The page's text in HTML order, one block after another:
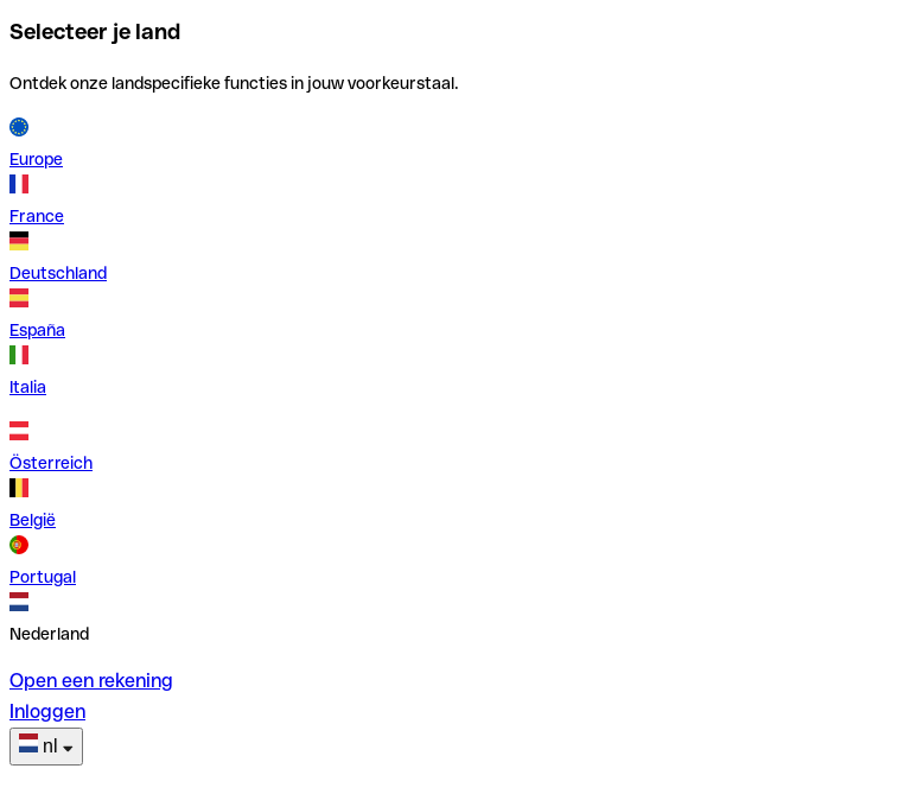
Selecteer je land
Ontdek onze landspecifieke functies in jouw voorkeurstaal.
Europe
France
Deutschland
España
Italia
Österreich
België
Portugal
Nederland
Open een rekening
Inloggen
nl